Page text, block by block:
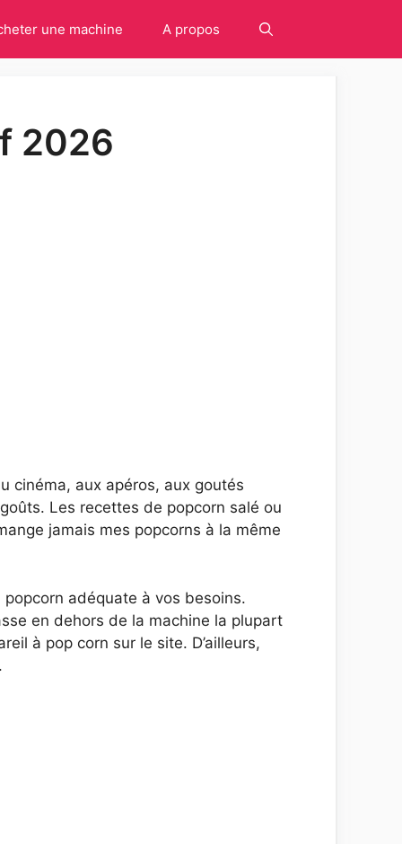
une machine A propos
2026
cinéma, aux apéros, aux goutés
Les recettes de popcorn salé ou
jamais mes popcorns à la même
popcorn adéquate à vos besoins.
en dehors de la machine la plupart
à pop corn sur le site. D’ailleurs,